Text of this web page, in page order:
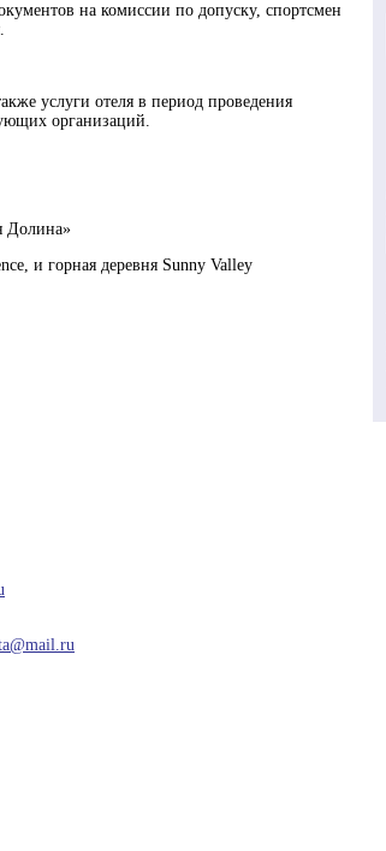
на комиссии по допуску, спортсмен
услуги отеля в период проведения
организаций.
Долина»
и горная деревня Sunny Valley